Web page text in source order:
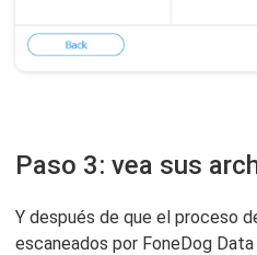
Paso 3: vea sus
Y después de que el proceso
escaneados por FoneDog